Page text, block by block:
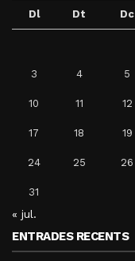
Dl Dt Dc
3 4 5
10 11 12
17 18 19
24 25 26
31
« jul.
ENTRADES RECENTS